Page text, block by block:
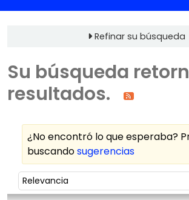
Refinar su búsqueda
Su búsqueda
resultados.
¿No encontró lo que esperaba?
buscandosugerencias
Ordenar
Ordenar por: